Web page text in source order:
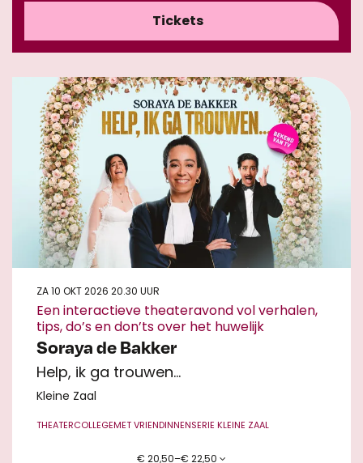
Tickets
Soraya de Bakker
Help, ik ga trouwen…
Een interactieve theateravond vol verhalen,
tips, do’s en don’ts over het huwelijk
ZA 10 OKT 2026 20.30 UUR
Kleine Zaal
THEATERCOLLEGEMET VRIENDINNENSERIE KLEINE ZAAL
€ 20,50–€ 22,50